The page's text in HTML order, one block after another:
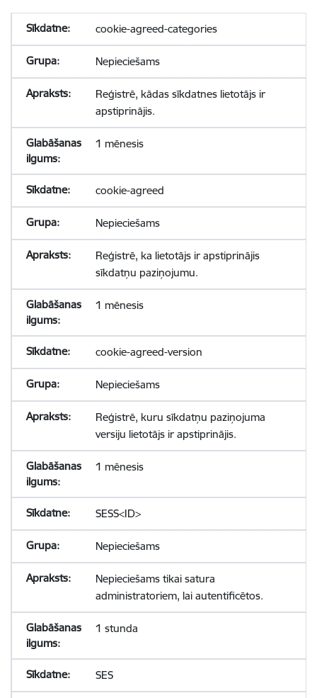
cookie-agreed-categories
Nepieciešams
Reģistrē, kādas sīkdatnes lietotājs ir
apstiprinājis.
1 mēnesis
cookie-agreed
Nepieciešams
Reģistrē, ka lietotājs ir apstiprinājis
sīkdatņu paziņojumu.
1 mēnesis
cookie-agreed-version
Nepieciešams
Reģistrē, kuru sīkdatņu paziņojuma
versiju lietotājs ir apstiprinājis.
1 mēnesis
SESS<ID>
Nepieciešams
Nepieciešams tikai satura
administratoriem, lai autentificētos.
1 stunda
SES